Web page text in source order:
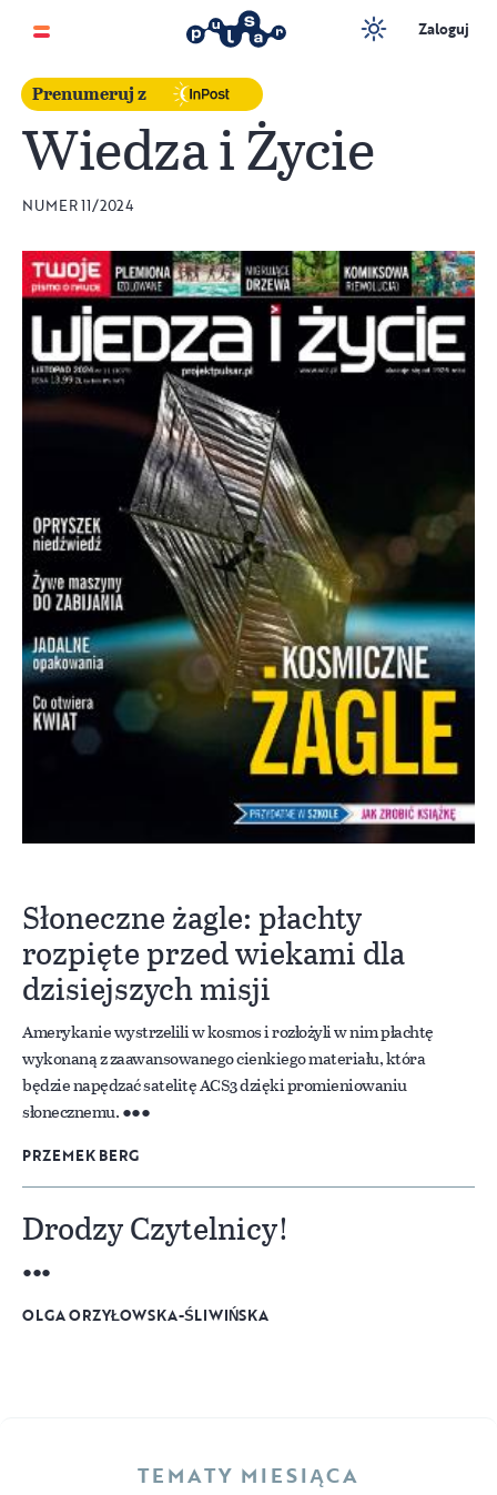
Prenumeruj z
Zaloguj
Wiedza i Życie
NUMER 11/2024
Słoneczne żagle: płachty
rozpięte przed wiekami dla
dzisiejszych misji
Amerykanie wystrzelili w kosmos i rozłożyli w nim płachtę
wykonaną z zaawansowanego cienkiego materiału, która
będzie napędzać satelitę ACS3 dzięki promieniowaniu
słonecznemu.
PRZEMEK BERG
Drodzy Czytelnicy!
OLGA ORZYŁOWSKA-ŚLIWIŃSKA
TEMATY MIESIĄCA